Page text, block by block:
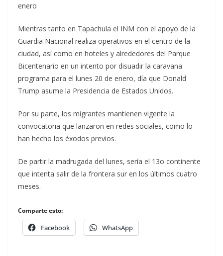
enero
Mientras tanto en Tapachula el INM con el apoyo de la
Guardia Nacional realiza operativos en el centro de la
ciudad, así como en hoteles y alrededores del Parque
Bicentenario en un intento por disuadir la caravana
programa para el lunes 20 de enero, día que Donald
Trump asume la Presidencia de Estados Unidos.
Por su parte, los migrantes mantienen vigente la
convocatoria que lanzaron en redes sociales, como lo
han hecho los éxodos previos.
De partir la madrugada del lunes, sería el 13o continente
que intenta salir de la frontera sur en los últimos cuatro
meses.
Comparte esto:
Facebook WhatsApp